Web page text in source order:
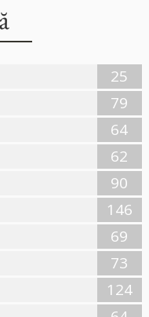
25
79
64
62
90
146
69
73
124